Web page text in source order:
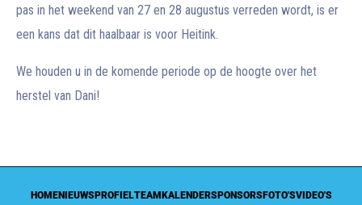
pas in het weekend van 27 en 28 augustus verreden wordt, is er
een kans dat dit haalbaar is voor Heitink.
We houden u in de komende periode op de hoogte over het
herstel van Dani!
HOMENIEUWS PROFIELTEAM KALENDERSPONSORS FOTO'SVIDEO'S